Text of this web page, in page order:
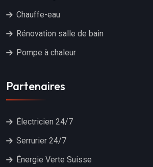
Chauffe-eau
Rénovation salle de bain
Pompe à chaleur
Partenaires
Électricien 24/7
Serrurier 24/7
Énergie Verte Suisse